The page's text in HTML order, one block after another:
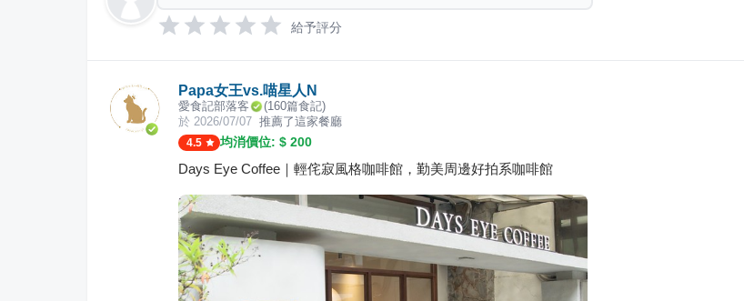
給予評分
Papa女王vs.喵星人N
愛食記部落客 (160篇食記)
於 2026/07/07 推薦了這家餐廳
4.5 均消價位: $ 200
Days Eye Coffee｜輕侘寂風格咖啡館，勤美周邊好拍系咖啡館